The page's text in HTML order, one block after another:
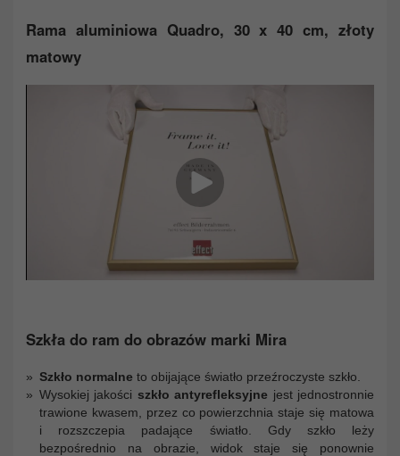
Rama aluminiowa Quadro, 30 x 40 cm, złoty
matowy
Szkła do ram do obrazów marki Mira
Szkło normalne to obijające światło przeźroczyste szkło.
Wysokiej jakości szkło antyrefleksyjne jest jednostronnie
trawione kwasem, przez co powierzchnia staje się matowa
i rozszczepia padające światło. Gdy szkło leży
bezpośrednio na obrazie, widok staje się ponownie